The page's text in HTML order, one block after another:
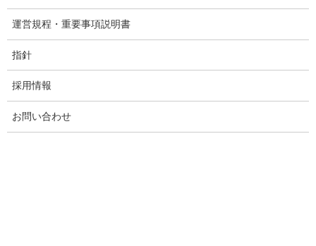
運営規程・重要事項説明書
指針
採用情報
お問い合わせ